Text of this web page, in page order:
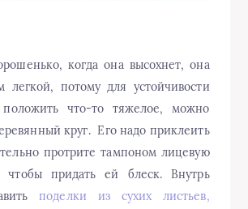
когда она высохнет, она
легкой, потому для устойчивости
положить что-то тяжелое, можно
круг. Его надо приклеить
протрите тампоном лицевую
чтобы придать ей блеск. Внутрь
поделки из сухих листьев,